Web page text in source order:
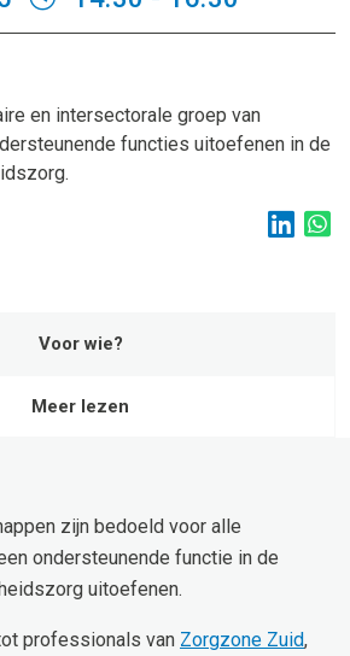
en intersectorale groep van
functies uitoefenen in de
Voor wie?
Meer lezen
zijn bedoeld voor alle
ondersteunende functie in de
uitoefenen.
professionals van Zorgzone Zuid,